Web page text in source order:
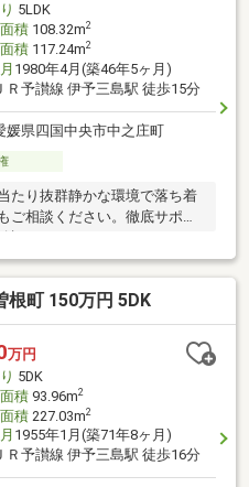
5LDK
積108.32m2
積117.24m2
1980年4月(築46年5ヶ月)
ＪＲ予讃線 伊予三島駅 徒歩15分
媛県四国中央市中之庄町
たり抜群静かな環境で落ち着
ご相談ください。徹底サポー
認
根町 150万円 5DK
万円
5DK
積93.96m2
積227.03m2
1955年1月(築71年8ヶ月)
Ｒ予讃線 伊予三島駅 徒歩16分